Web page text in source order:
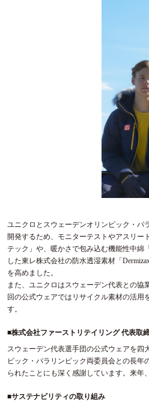
ユニクロとスウェーデンオリンピック・パ
開発するため、モニターテストやアスリー
テック」や、暖かさで包み込む機能性中
した東レ株式会社の防水透湿素材「
を高めました。
また、ユニクロはスウェーデン代表との
回の公式ウェアではリサイクル素材の活
す。
■株式会社ファーストリテイリング 代表取
スウェーデン代表選手団の公式ウェアを四
ピック・パラリンピック両委員会との長
られたことにも深く感謝しています。来年
■サステナビリティの取り組み